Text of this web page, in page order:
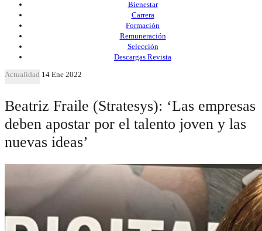
Bienestar
Carrera
Formación
Remuneración
Selección
Descargas Revista
Actualidad 14 Ene 2022
Beatriz Fraile (Stratesys): ‘Las empresas
deben apostar por el talento joven y las
nuevas ideas’